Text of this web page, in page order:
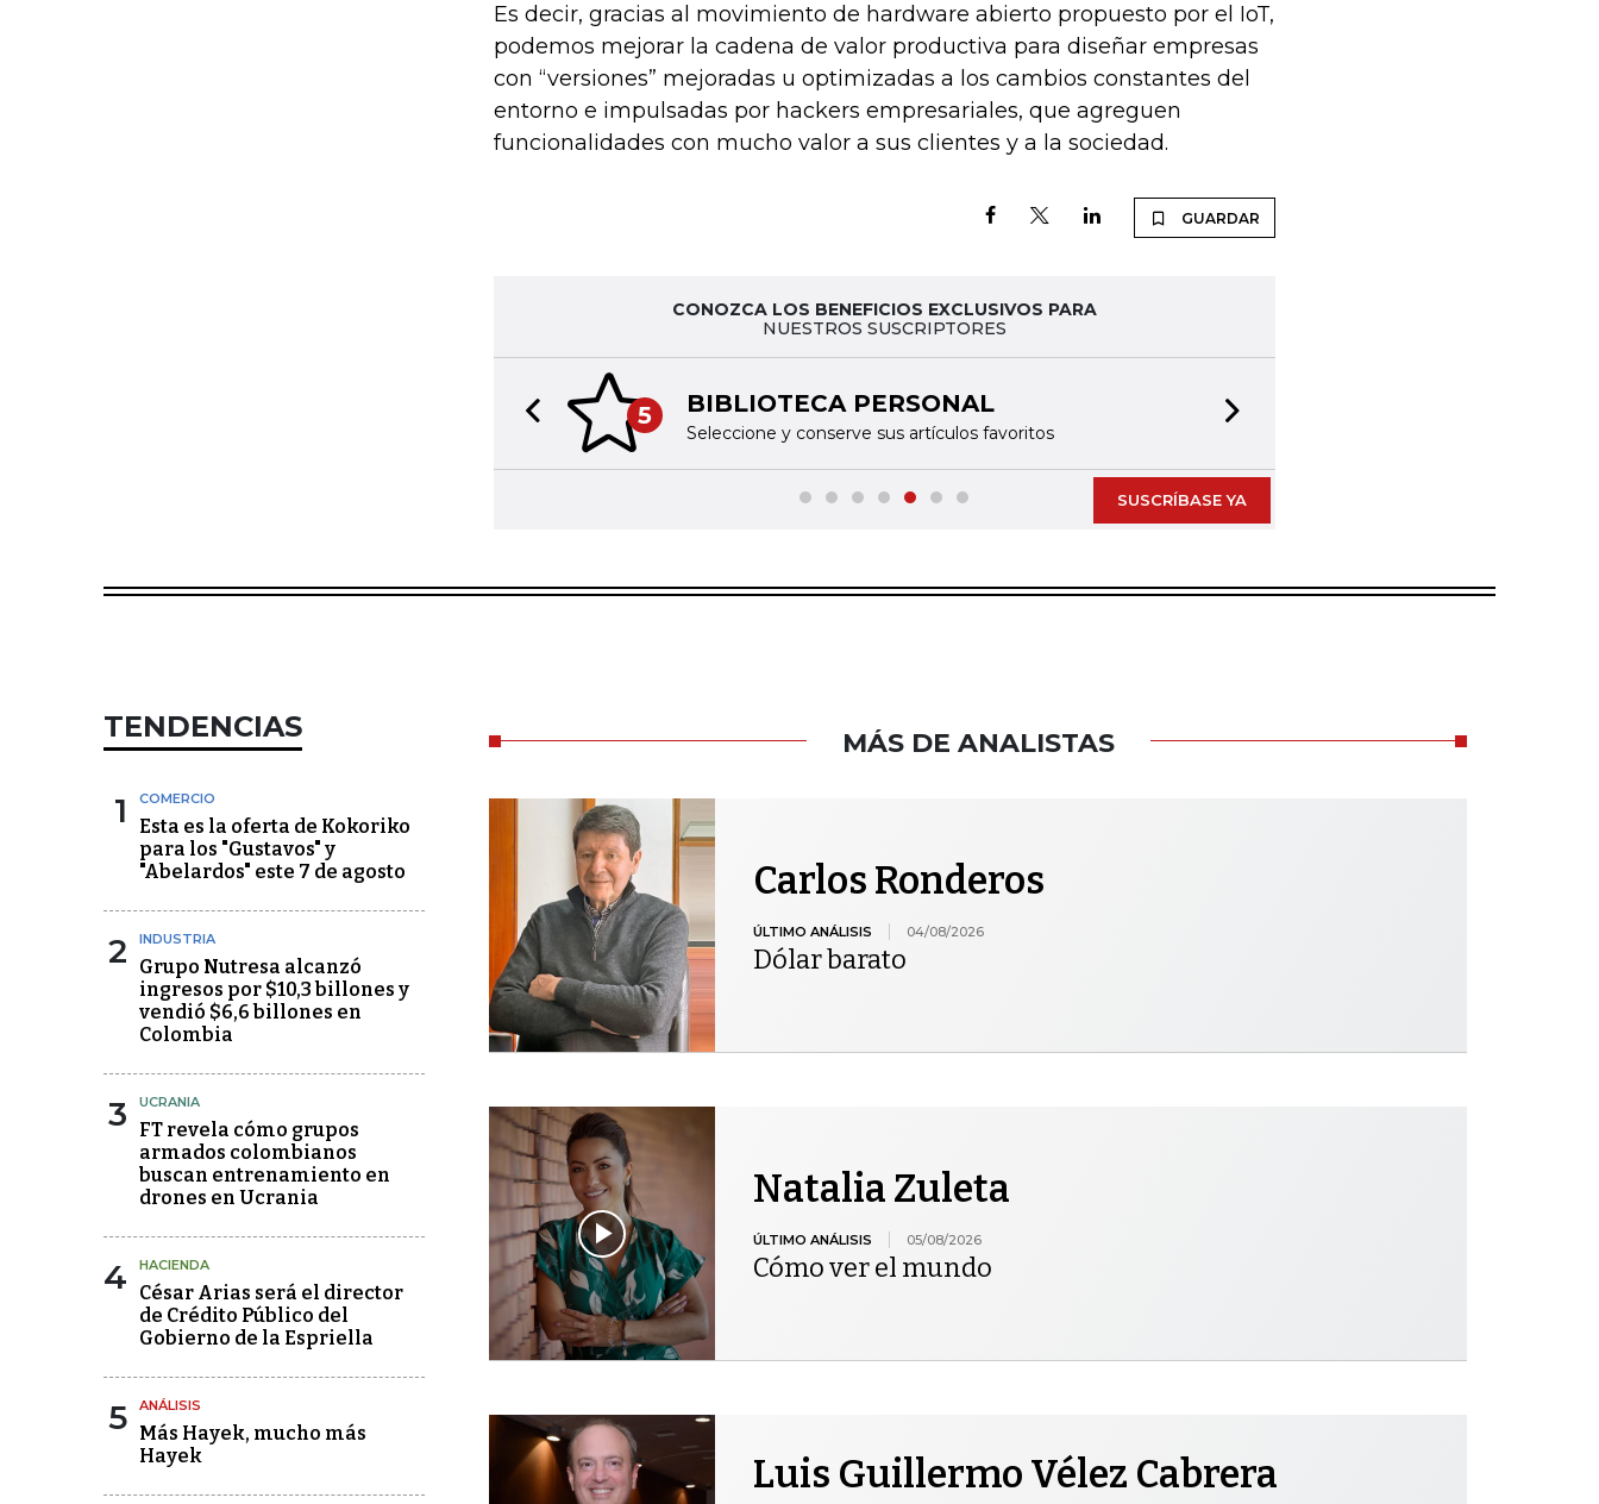
Es decir, gracias al movimiento de hardware abierto propuesto por el IoT,
podemos mejorar la cadena de valor productiva para diseñar empresas
con “versiones” mejoradas u optimizadas a los cambios constantes del
entorno e impulsadas por hackers empresariales, que agreguen
funcionalidades con mucho valor a sus clientes y a la sociedad.
GUARDAR
CONOZCA LOS BENEFICIOS EXCLUSIVOS PARA
NUESTROS SUSCRIPTORES
5 BIBLIOTECA PERSONAL
Seleccione y conserve sus artículos favoritos
Previous slide
SUSCRÍBASE YA
TENDENCIAS
1 COMERCIO
Esta es la oferta de Kokoriko
para los "Gustavos" y
"Abelardos" este 7 de agosto
2 INDUSTRIA
Grupo Nutresa alcanzó
ingresos por $10,3 billones y
vendió $6,6 billones en
Colombia
3 UCRANIA
FT revela cómo grupos
armados colombianos
buscan entrenamiento en
drones en Ucrania
4 HACIENDA
César Arias será el director
de Crédito Público del
Gobierno de la Espriella
5 ANÁLISIS
Más Hayek, mucho más
Hayek
MÁS DE ANALISTAS
Carlos Ronderos
ÚLTIMO ANÁLISIS 04/08/2026
Dólar barato
Natalia Zuleta
ÚLTIMO ANÁLISIS 05/08/2026
Cómo ver el mundo
Luis Guillermo Vélez Cabrera